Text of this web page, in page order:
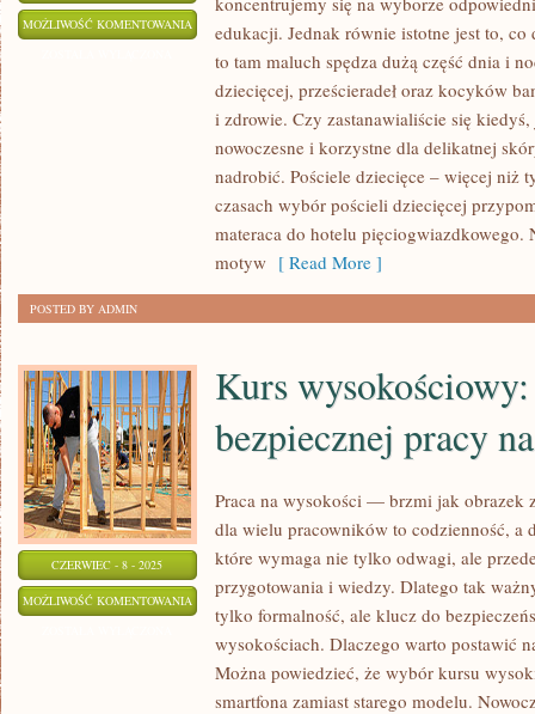
MOŻLIWOŚĆ KOMENTOWANIA
DZIECIĘCĄ
NAJWAŻNIEJSZE
ASPEKTY
ROZWAŻENIA
edukacji. Jednak równie istotne jest to,
to tam maluch spędza dużą część dnia i
dziecięcej, prześcieradeł oraz kocyków
i zdrowie. Czy zastanawialiście się
nowoczesne i korzystne dla delikatnej
nadrobić. Pościele dziecięce – więcej niż
czasach wybór pościeli dziecięcej
materaca do hotelu
motyw [ Read More ]
POSTED BY ADMIN
CZERWIEC - 8 - 2025
MOŻLIWOŚĆ KOMENTOWANIA KURS
WYSOKOŚCIOWY:
Kurs
bezpiecznej pracy
Praca na wysokości — brzmi jak obrazek
dla wielu pracowników to codzienność,
które wymaga nie tylko odwagi, ale
przygotowania i wiedzy. Dlatego tak
tylko formalność, ale klucz do
wysokościach. Dlaczego warto postawić
Można powiedzieć, że wybór kursu
smartfona zamiast starego modelu.